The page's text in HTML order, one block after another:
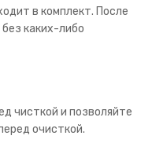
в комплект. После
каких-либо
чисткой и позволяйте
очисткой.